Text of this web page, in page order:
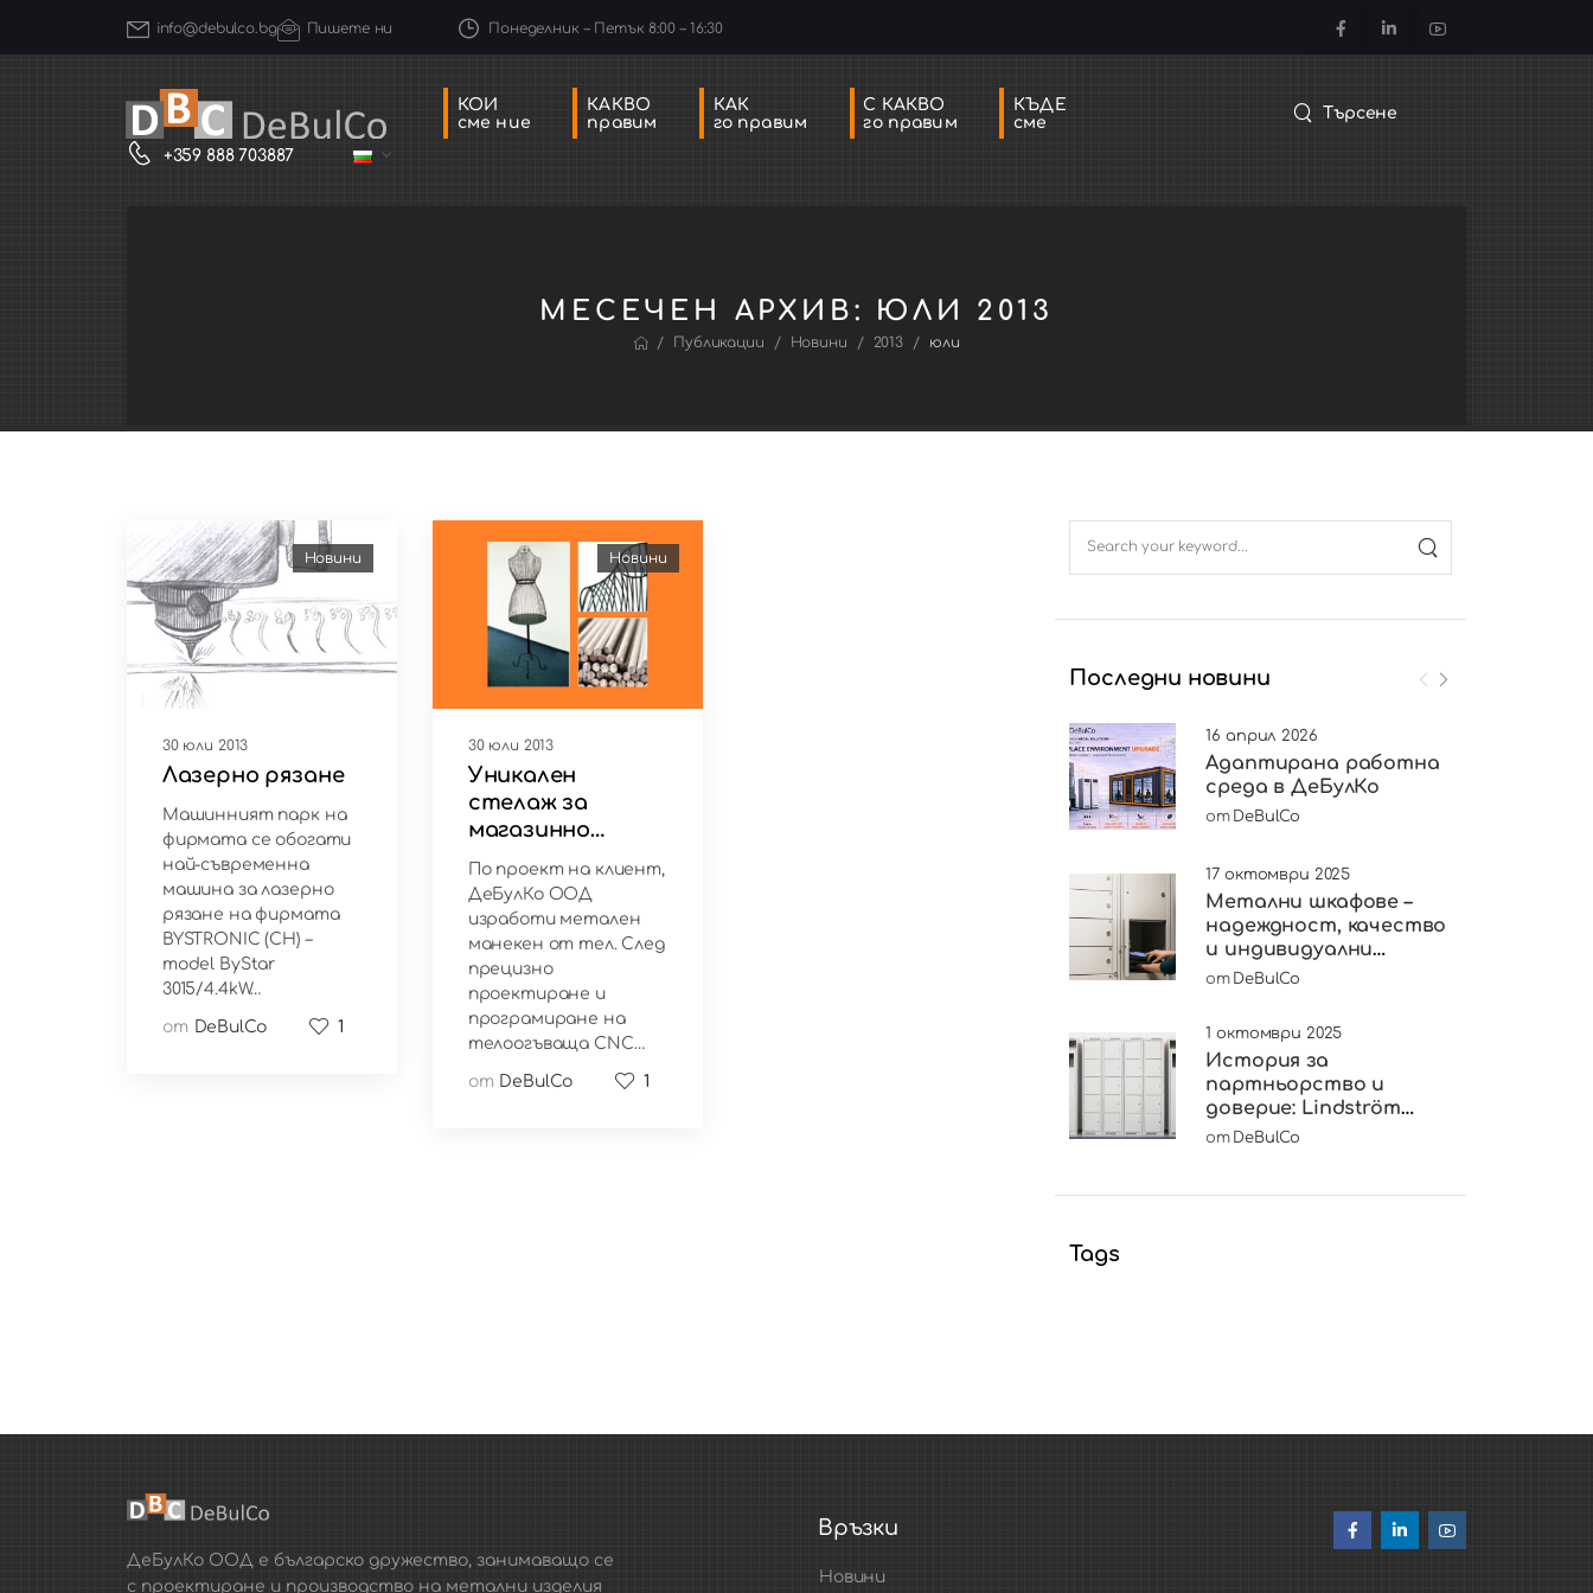
info@debulco.bg Пишете ни Понеделник – Петък 8:00 – 16:30
КОИ
сме ние
КАКВО
правим
КАК
го правим
С КАКВО
го правим
КЪДЕ
сме
Търсене
+359 888 703887
МЕСЕЧЕН АРХИВ: ЮЛИ 2013
/ Публикации / Новини / 2013 / юли
Последни новини
16 април 2026
Адаптирана работна
среда в ДеБулКо
от DeBulCo
17 октомври 2025
Метални шкафове –
надеждност, качество
и индивидуални
решения
от DeBulCo
1 октомври 2025
История за
партньорство и
доверие: Lindström
избира DeBulCo
от DeBulCo
Tags
30 юли 2013
Новини
Лазерно рязане
Машинният парк на
фирмата се обогати
най-съвременна
машинa за лазерно
рязане на фирмата
BYSTRONIC (CH) –
model ByStar
3015/4.4kW…
от DeBulCo 1
30 юли 2013
Новини
Уникален
стелаж за
магазинно
оборудване
По проект на клиент,
ДеБулКо ООД
изработи метален
манекен от тел. След
прецизно
проектиране и
програмиране на
телоогъваща CNC…
от DeBulCo 1
ДеБулКо ООД е българско дружество, занимаващо се
с проектиране и производство на метални изделия
Връзки
Новини